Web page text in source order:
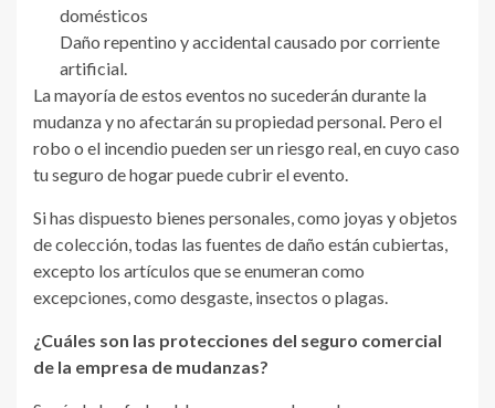
domésticos
Daño repentino y accidental causado por corriente
artificial.
La mayoría de estos eventos no sucederán durante la
mudanza y no afectarán su propiedad personal. Pero el
robo o el incendio pueden ser un riesgo real, en cuyo caso
tu seguro de hogar puede cubrir el evento.
Si has dispuesto bienes personales, como joyas y objetos
de colección, todas las fuentes de daño están cubiertas,
excepto los artículos que se enumeran como
excepciones, como desgaste, insectos o plagas.
¿Cuáles son las protecciones del seguro comercial
de la empresa de mudanzas?